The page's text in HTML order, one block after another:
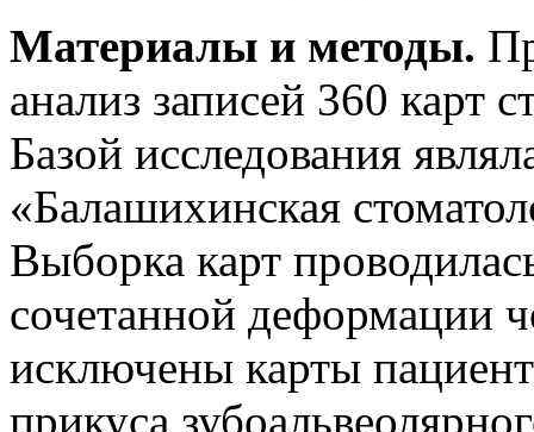
Материалы и методы.
анализ записей 360 карт
Базой исследования
«Балашихинская
Выборка карт
сочетанной деформации
исключены карты
прикуса